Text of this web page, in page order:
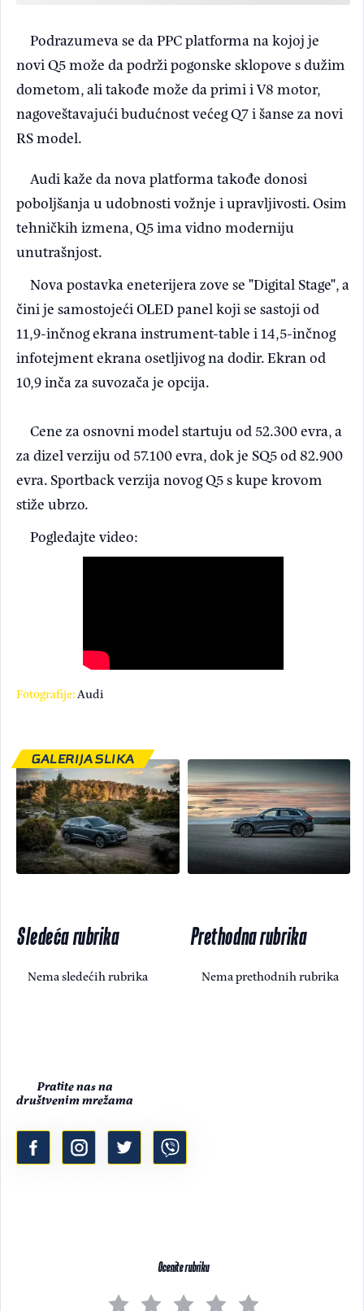
Podrazumeva se da PPC platforma na kojoj je
novi Q5 može da podrži pogonske sklopove s dužim
dometom, ali takođe može da primi i V8 motor,
nagoveštavajući budućnost većeg Q7 i šanse za novi
RS model.
Audi kaže da nova platforma takođe donosi
poboljšanja u udobnosti vožnje i upravljivosti. Osim
tehničkih izmena, Q5 ima vidno moderniju
unutrašnjost.
Nova postavka eneterijera zove se "Digital Stage", a
čini je samostojeći OLED panel koji se sastoji od
11,9-inčnog ekrana instrument-table i 14,5-inčnog
infotejment ekrana osetljivog na dodir. Ekran od
10,9 inča za suvozača je opcija.
Cene za osnovni model startuju od 52.300 evra, a
za dizel verziju od 57.100 evra, dok je SQ5 od 82.900
evra. Sportback verzija novog Q5 s kupe krovom
stiže ubrzo.
Pogledajte video:
Fotografije:Audi
GALERIJA SLIKA
Sledeća rubrika
Nema sledećih rubrika
Prethodna rubrika
Nema prethodnih rubrika
Pratite nas na
društvenim mrežama
Ocenite rubriku